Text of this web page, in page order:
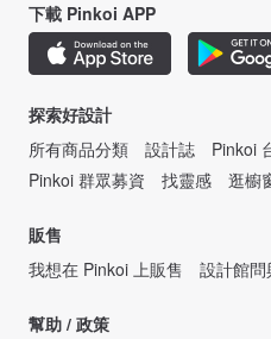
下載 Pinkoi APP
探索好設計
所有商品分類
設計誌 Pinkoi
Pinkoi 群眾募資
找靈感 逛櫥
販售
我想在 Pinkoi 上販售
設計館問
幫助 / 政策